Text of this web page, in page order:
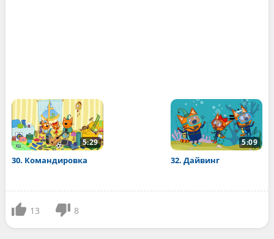
5:29
30. Командировка
5:09
32. Дайвинг
13 8